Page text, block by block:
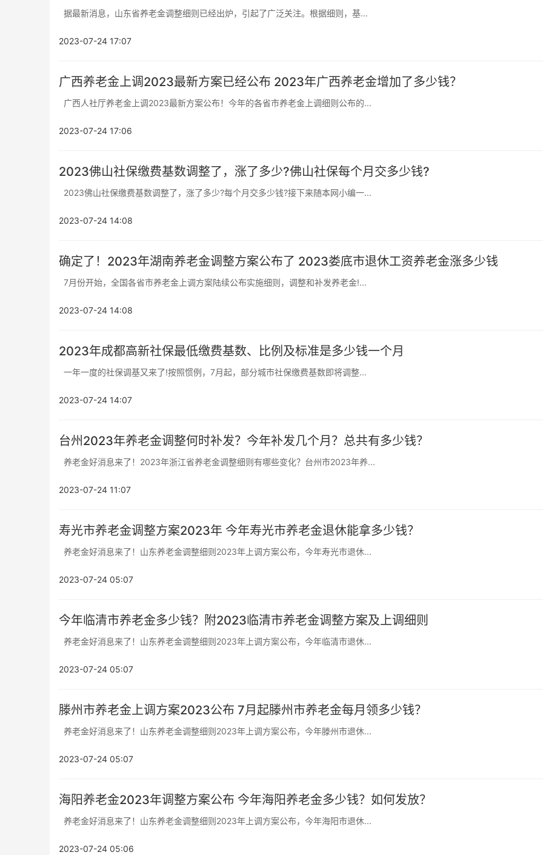
据最新消息，山东省养老金调整细则已经出炉，引起了广泛关注。根据细则，基...
2023-07-24 17:07
广西养老金上调2023最新方案已经公布 2023年广西养老金增加了多少钱？
广西人社厅养老金上调2023最新方案公布！今年的各省市养老金上调细则公布的...
2023-07-24 17:06
2023佛山社保缴费基数调整了，涨了多少?佛山社保每个月交多少钱?
2023佛山社保缴费基数调整了，涨了多少?每个月交多少钱?接下来随本网小编一...
2023-07-24 14:08
确定了！2023年湖南养老金调整方案公布了 2023娄底市退休工资养老金涨多少钱
7月份开始，全国各省市养老金上调方案陆续公布实施细则，调整和补发养老金!...
2023-07-24 14:08
2023年成都高新社保最低缴费基数、比例及标准是多少钱一个月
一年一度的社保调基又来了!按照惯例，7月起，部分城市社保缴费基数即将调整...
2023-07-24 14:07
台州2023年养老金调整何时补发？今年补发几个月？总共有多少钱？
养老金好消息来了！2023年浙江省养老金调整细则有哪些变化？台州市2023年养...
2023-07-24 11:07
寿光市养老金调整方案2023年 今年寿光市养老金退休能拿多少钱？
养老金好消息来了！山东养老金调整细则2023年上调方案公布，今年寿光市退休...
2023-07-24 05:07
今年临清市养老金多少钱？附2023临清市养老金调整方案及上调细则
养老金好消息来了！山东养老金调整细则2023年上调方案公布，今年临清市退休...
2023-07-24 05:07
滕州市养老金上调方案2023公布 7月起滕州市养老金每月领多少钱？
养老金好消息来了！山东养老金调整细则2023年上调方案公布，今年滕州市退休...
2023-07-24 05:07
海阳养老金2023年调整方案公布 今年海阳养老金多少钱？如何发放？
养老金好消息来了！山东养老金调整细则2023年上调方案公布，今年海阳市退休...
2023-07-24 05:06